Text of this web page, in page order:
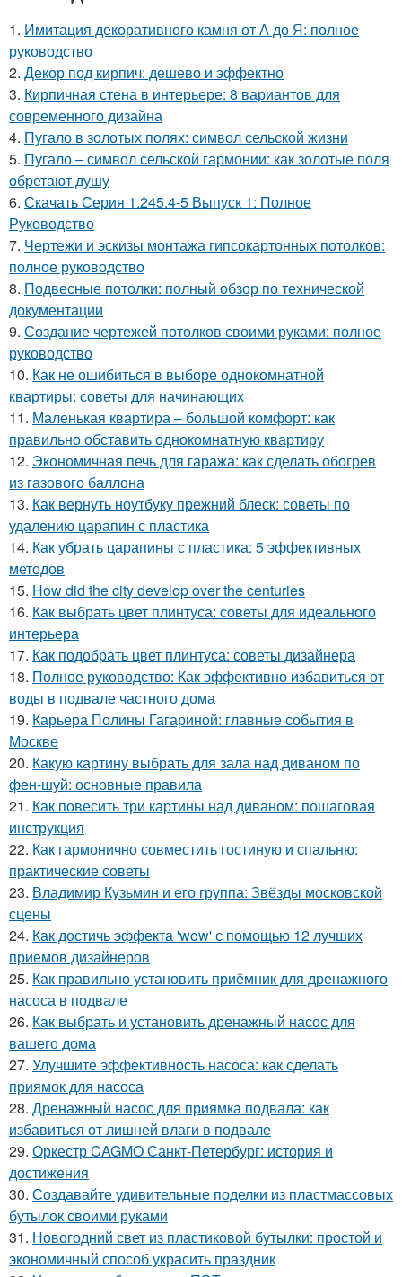
1. Имитация декоративного камня от А до Я: полное
руководство
2. Декор под кирпич: дешево и эффектно
3. Кирпичная стена в интерьере: 8 вариантов для
современного дизайна
4. Пугало в золотых полях: символ сельской жизни
5. Пугало – символ сельской гармонии: как золотые поля
обретают душу
6. Скачать Серия 1.245.4-5 Выпуск 1: Полное
Руководство
7. Чертежи и эскизы монтажа гипсокартонных потолков:
полное руководство
8. Подвесные потолки: полный обзор по технической
документации
9. Создание чертежей потолков своими руками: полное
руководство
10. Как не ошибиться в выборе однокомнатной
квартиры: советы для начинающих
11. Маленькая квартира – большой комфорт: как
правильно обставить однокомнатную квартиру
12. Экономичная печь для гаража: как сделать обогрев
из газового баллона
13. Как вернуть ноутбуку прежний блеск: советы по
удалению царапин с пластика
14. Как убрать царапины с пластика: 5 эффективных
методов
15. How did the city develop over the centuries
16. Как выбрать цвет плинтуса: советы для идеального
интерьера
17. Как подобрать цвет плинтуса: советы дизайнера
18. Полное руководство: Как эффективно избавиться от
воды в подвале частного дома
19. Карьера Полины Гагариной: главные события в
Москве
20. Какую картину выбрать для зала над диваном по
фен-шуй: основные правила
21. Как повесить три картины над диваном: пошаговая
инструкция
22. Как гармонично совместить гостиную и спальню:
практические советы
23. Владимир Кузьмин и его группа: Звёзды московской
сцены
24. Как достичь эффекта 'wow' с помощью 12 лучших
приемов дизайнеров
25. Как правильно установить приёмник для дренажного
насоса в подвале
26. Как выбрать и установить дренажный насос для
вашего дома
27. Улучшите эффективность насоса: как сделать
приямок для насоса
28. Дренажный насос для приямка подвала: как
избавиться от лишней влаги в подвале
29. Оркестр CAGMO Санкт-Петербург: история и
достижения
30. Создавайте удивительные поделки из пластмассовых
бутылок своими руками
31. Новогодний свет из пластиковой бутылки: простой и
экономичный способ украсить праздник